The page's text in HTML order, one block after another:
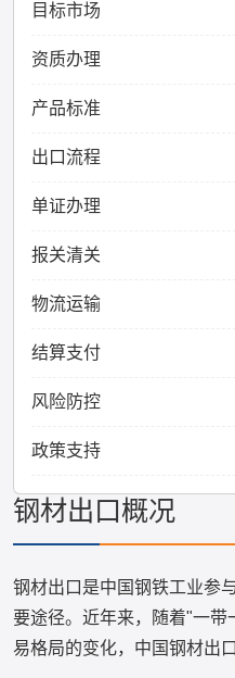
目标市场
资质办理
产品标准
出口流程
单证办理
报关清关
物流运输
结算支付
风险防控
政策支持
钢材出口概况
钢材出口是中国钢铁工业参
要途径。近年来，随着"一带
易格局的变化，中国钢材出